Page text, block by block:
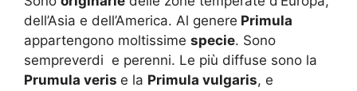
dell’Asia e dell’America. Al genere Primula
appartengono moltissime specie. Sono
sempreverdi e perenni. Le più diffuse sono la
Prumula veris e la Primula vulgaris, e